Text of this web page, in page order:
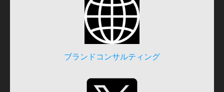
ブランドコンサルティング